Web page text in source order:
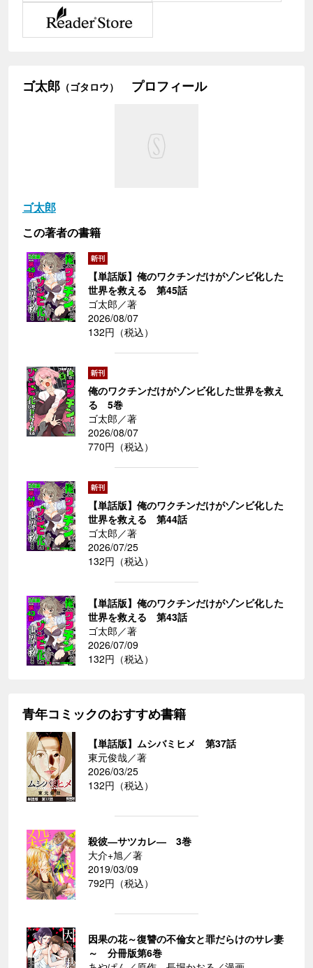
ゴ太郎 （ゴタロウ） プロフィール
ゴ太郎
この著者の書籍
【単話版】俺のワクチンだけがゾンビ化した
世界を救える 第45話
ゴ太郎／著
2026/08/07
132円（税込）
俺のワクチンだけがゾンビ化した世界を救え
る 5巻
ゴ太郎／著
2026/08/07
770円（税込）
【単話版】俺のワクチンだけがゾンビ化した
世界を救える 第44話
ゴ太郎／著
2026/07/25
132円（税込）
【単話版】俺のワクチンだけがゾンビ化した
世界を救える 第43話
ゴ太郎／著
2026/07/09
132円（税込）
青年コミックのおすすめ書籍
【単話版】ムシバミヒメ 第37話
東元俊哉／著
2026/03/25
132円（税込）
殺彼―サツカレ― 3巻
大介+旭／著
2019/03/09
792円（税込）
因果の花～復讐の不倫女と罪だらけのサレ妻
～ 分冊版第6巻